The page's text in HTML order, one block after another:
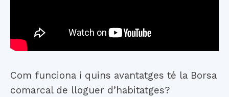
Com funciona i quins avantatges té la Borsa
comarcal de lloguer d’habitatges?